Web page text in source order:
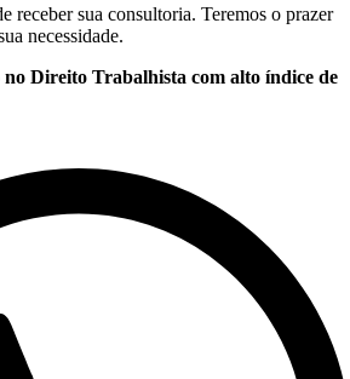
receber sua consultoria. Teremos o prazer
necessidade.
Direito Trabalhista com alto índice de